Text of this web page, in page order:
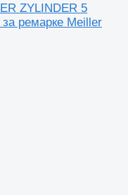
ZYLINDER 5
ремарке Meiller